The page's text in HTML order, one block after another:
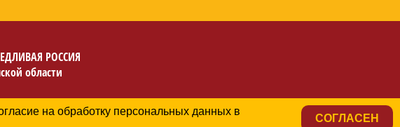
РОССИЯ
области
данных
на обработку персональных данных в
СОГЛАСЕН